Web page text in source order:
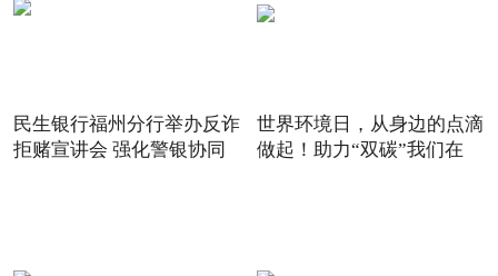
民生银行福州分行举办反诈
拒赌宣讲会 强化警银协同
世界环境日，从身边的点滴
做起！助力“双碳”我们在